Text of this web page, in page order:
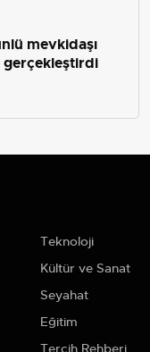
mevkidaşı
gerçekleştirdi
Teknoloji
Kültür ve Sanat
Seyahat
Eğitim
Tercih Rehberi